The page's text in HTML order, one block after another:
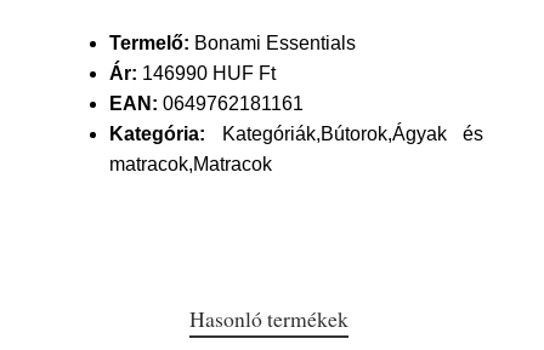
Termelő: Bonami Essentials
Ár: 146990 HUF Ft
EAN: 0649762181161
Kategória: Kategóriák,Bútorok,Ágyak és
matracok,Matracok
Hasonló termékek